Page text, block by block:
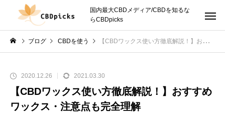
国内最大CBDメディア/CBDを知るな
らCBDpicks
ブログ CBDを使う 【CBDワックス使い方徹底解説！】おすすめワックス・注意点も完全理解
2020.12.26 2021.03.30
【CBDワックス使い方徹底解説！】おすすめ
ワックス・注意点も完全理解